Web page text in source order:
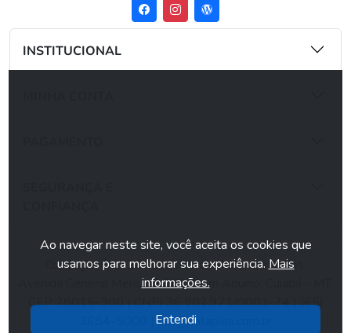
INSTITUCIONAL
Copyright ©2026 Todos os direitos reservados.
Avenida General Melo, N° 266, Dom Aquino, Cuiabá - MT,
CEP 78015-300 | CNPJ 36.902.971/0001-74 | (65)
3684-5000 |sac@dataplus.com.br
Ao navegar neste site, você aceita os cookies que
usamos para melhorar sua experiência. Mais
informações.
Entendi